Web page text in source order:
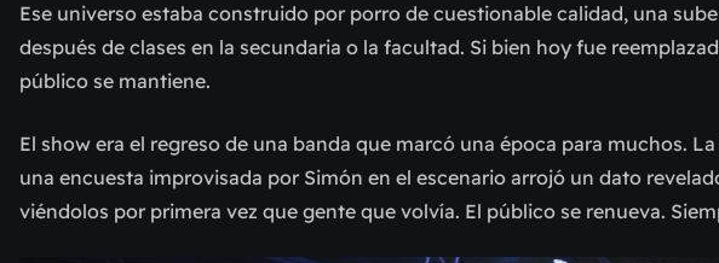
Ese universo estaba construido por porro de cuestionable calidad, una
después de clases en la secundaria o la facultad. Si bien hoy fue
público se mantiene.
El show era el regreso de una banda que marcó una época para muchos.
una encuesta improvisada por Simón en el escenario arrojó un dato
viéndolos por primera vez que gente que volvía. El público se renueva.